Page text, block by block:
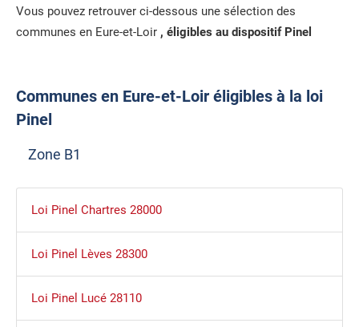
Vous pouvez retrouver ci-dessous une sélection des
communes en Eure-et-Loir , éligibles au dispositif Pinel
Communes en Eure-et-Loir éligibles à la loi
Pinel
Zone B1
Loi Pinel Chartres 28000
Loi Pinel Lèves 28300
Loi Pinel Lucé 28110